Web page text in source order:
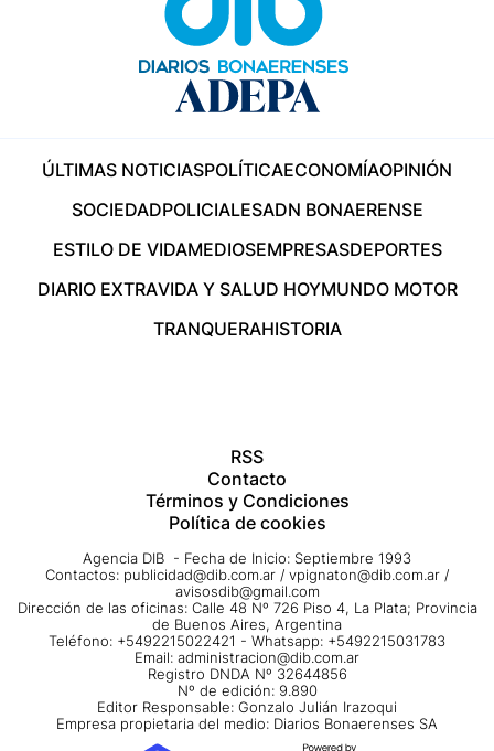
ÚLTIMAS NOTICIASPOLÍTICAECONOMÍAOPINIÓN
SOCIEDADPOLICIALESADN BONAERENSE
ESTILO DE VIDAMEDIOSEMPRESASDEPORTES
DIARIO EXTRAVIDA Y SALUD HOYMUNDO MOTOR
TRANQUERAHISTORIA
RSS
Contacto
Términos y Condiciones
Política de cookies
Agencia DIB - Fecha de Inicio: Septiembre 1993
Contactos: publicidad@dib.com.ar / vpignaton@dib.com.ar /
avisosdib@gmail.com
Dirección de las oficinas: Calle 48 Nº 726 Piso 4, La Plata; Provincia
de Buenos Aires, Argentina
Teléfono: +5492215022421 - Whatsapp: +5492215031783
Email: administracion@dib.com.ar
Registro DNDA Nº 32644856
Nº de edición: 9.890
Editor Responsable: Gonzalo Julián Irazoqui
Empresa propietaria del medio: Diarios Bonaerenses SA